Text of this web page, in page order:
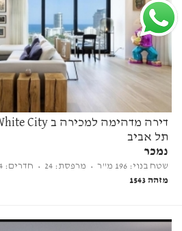
דירה מדהימה למכירה ב White City תל אביב
תל אביב
נמכר
שטח בנוי: 196 מ"ר • מרפסת: 24
• חדרים: 4
מזהה 1543